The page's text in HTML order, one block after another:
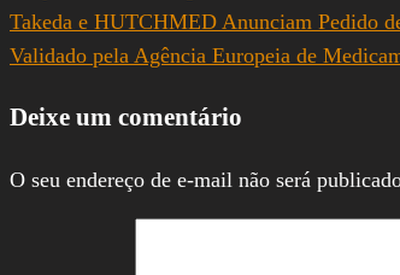
Takeda e HUTCHMED Anunciam Pedido
Validado pela Agência Europeia de
Deixe um comentário
O seu endereço de e-mail não será